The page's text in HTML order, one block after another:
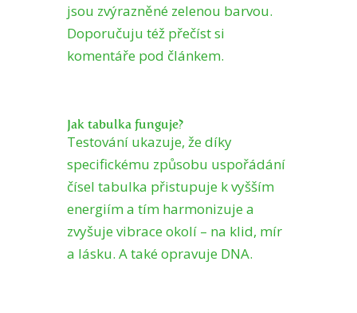
jsou zvýrazněné zelenou barvou.
Doporučuju též přečíst si
komentáře pod článkem.
Jak tabulka funguje?
Testování ukazuje, že díky
specifickému způsobu uspořádání
čísel tabulka přistupuje k vyšším
energiím a tím harmonizuje a
zvyšuje vibrace okolí – na klid, mír
a lásku. A také opravuje DNA.